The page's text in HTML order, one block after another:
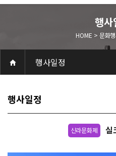
행사
HOME > 문화
행사일정
공연
공연일정
객석안내
화랑홀
화랑홀 2층
화랑홀 3층
원화홀
티켓안내
티켓안내
티켓예매
티켓수령
할인규정
취소·환불규정
문화나눔티켓
공연예절·서비스
공연장 관람예절
공연장 편의서비스
전시
전시일정
현재전시
예정전시
지난전시
전시연계교육신청
알천미술관소장품
전시예절·서비스
미술관 관람예절
미술관 편의서비스
아카데미
교육일정
문화행사
행사일정
행사소개
경주 대릉원돌담길 축제
국제경주역사문화포럼
금속공예관
경주 e스포츠 페스티벌
돗자리피크닉
국제경주역사문화포럼
교촌문화공연 신라오기
신라문화제
국제뮤직페스티벌
경주문화관1918
교촌버스킹
지역예술인 지원사업
봉황대 뮤직스퀘어
경주국악여행
제야의 종 타종식
한수원아트페스티벌
한복문화주간
동아시아 문화도시
MyK FESTA in 경주
경주시 관광기념품 공
뉴스
갤러리
대관
대관공고·절차
경주예술의전당
경주문화관1918
대관운영조례
운영조례
경주예술의전당
운영규칙
공연장 및 부대시설
알천미술관
경주문화관1918
사용료
경주예술의전당
경주문화관1918
대관신청
경주예술의전당
경주문화관1918
시설소개
경주예술의전당
시설소개
공연장
화랑홀
원화홀
알천미술관
기타시설
경주문화관1918
시립예술단
시립극단
시립극단 소개
단원현황
시립합창단
시립합창단 소개
단원현황
시립신라고취대
시립신라고취대 소개
단원현황
연간일정
열린마당
공지사항
공지사항
입찰정보
채용정보
자료실
홍보·보도자료
서식·매뉴얼
웹진
Q&A
FAQ
가입 및 정보
공연
전시
아카데미
대관
기타
질문과답변
우수고객
회원안내 · 혜택
우수고객
경주문화재단
인사말
재단소개
비전전략
사업안내
연혁
재단CI
조직도
ESG 윤리·경영
ESG경영 선언문
인권경영선언문
임직원행동강령
문화서비스윤리헌장
통합신고센터
경영공시
경영목표 예산서 운영
결산서
임원 및 운영인력 현황
경영실적
외부기관 감사
기타공시
계약현황
기부금현황
업무추진비 복리후생비
오시는길
경주예술의전당
경주문화관1918
신라금속공예관
행사일정
신라문화제 실